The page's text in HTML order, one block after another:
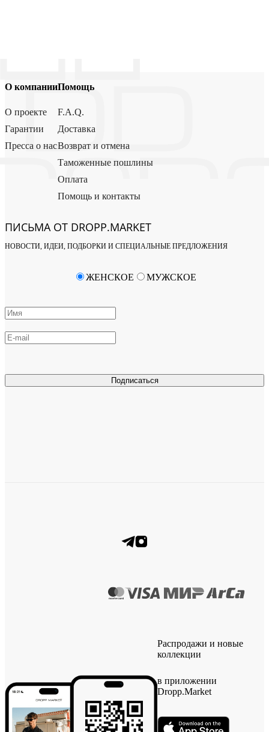
О компании
О проекте
Гарантии
Пресса о нас
Помощь
F.A.Q.
Доставка
Возврат и отмена
Таможенные пошлины
Оплата
Помощь и контакты
ПИСЬМА ОТ DROPP.MARKET
НОВОСТИ, ИДЕИ, ПОДБОРКИ И СПЕЦИАЛЬНЫЕ ПРЕДЛОЖЕНИЯ
Подписаться
ЖЕНСКОЕ МУЖСКОЕ
Распродажи и новые
коллекции
в приложении
Dropp.Market